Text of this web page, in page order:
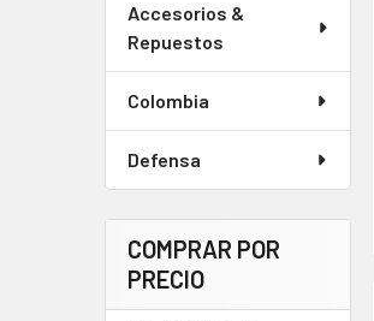
Accesorios &
Repuestos
Colombia
Defensa
COMPRAR POR
PRECIO